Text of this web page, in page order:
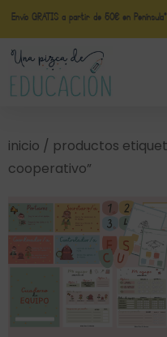
Envío GRATIS a partir de 50€ en
inicio / productos
cooperativo”